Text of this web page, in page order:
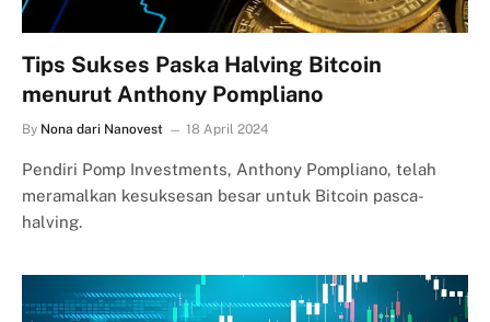
Tips Sukses Paska Halving Bitcoin
menurut Anthony Pompliano
By Nona dari Nanovest 18 April 2024
Pendiri Pomp Investments, Anthony Pompliano, telah
meramalkan kesuksesan besar untuk Bitcoin pasca-
halving.